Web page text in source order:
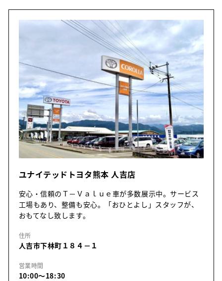
ユナイテッドトヨタ熊本 人吉店
安心・信頼のＴ－Ｖａｌｕｅ車が多数展示中。サービス
工場もあり、整備も安心。「おひとよし」スタッフが、
おもてなし致します。
住所
人吉市下林町１８４－１
営業時間
10:00～18:30